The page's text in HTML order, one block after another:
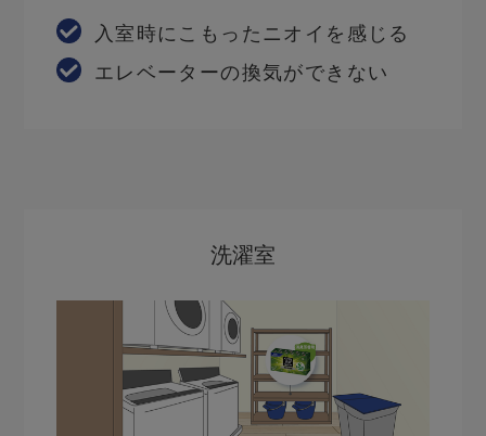
入室時にこもったニオイを感じる
エレベーターの換気ができない
洗濯室